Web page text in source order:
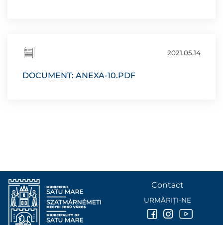
2021.05.14
DOCUMENT: ANEXA-10.PDF
Contact
URMĂRIȚI-NE